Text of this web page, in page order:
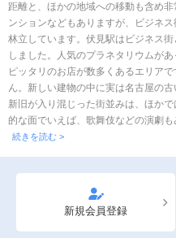
距離と、ほかの地域への移動も含め
ンションなどもありますが、ビジネ
林立しています。伏見駅はビジネス
しました。人気のプラネタリウムが
ピッタリのお店が数多くあるエリア
ん。新しい建物の中に実は名古屋の
新旧が入り混じった街並みは、ほか
的な面でいえば、歌舞伎などの演劇
続きを読む >
新規会員登録